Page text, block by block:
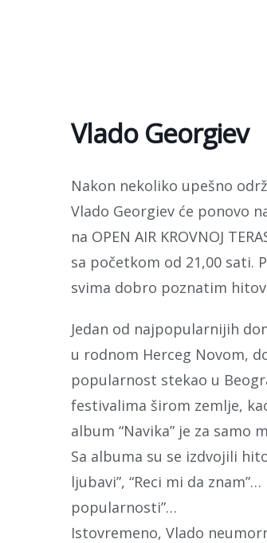
Vlado Georgiev
Nakon nekoliko upešno
Vlado Georgiev će ponovo
na OPEN AIR KROVNOJ
sa početkom od 21,00 sati.
svima dobro poznatim
Jedan od najpopularnijih
u rodnom Herceg Novom,
popularnost stekao u
festivalima širom zemlje,
album “Navika” je za samo
Sa albuma su se izdvojili
ljubavi”, “Reci mi da
popularnosti”…
Istovremeno, Vlado